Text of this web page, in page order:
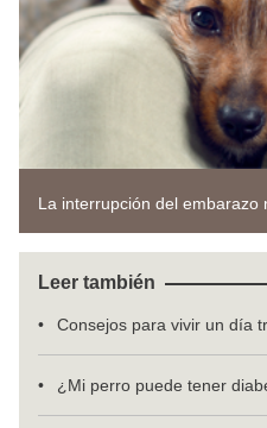
La interrupción del embarazo
Leer también
Consejos para vivir un día
¿Mi perro puede tener